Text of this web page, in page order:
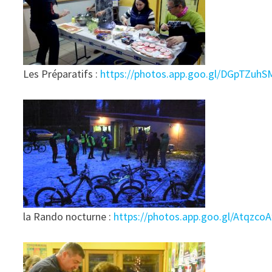
Les Préparatifs : https://photos.app.goo.gl/
la Rando nocturne : https://photos.app.goo.gl/